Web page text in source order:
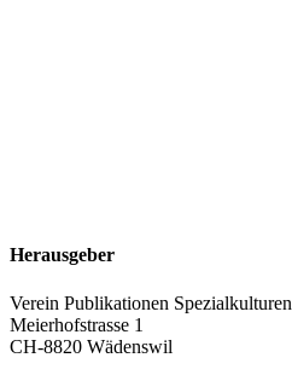
Herausgeber
Verein Publikationen Spezialkulturen
Meierhofstrasse 1
CH-8820 Wädenswil